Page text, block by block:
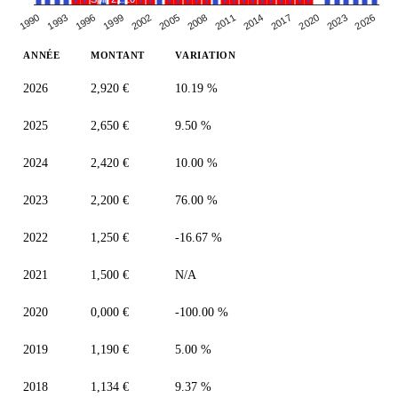
1990 1993 1996 1999 2002 2005 2008 2011 2014 2017 2020 2023 2026
ANNÉE MONTANT VARIATION
2026 2,920 € 10.19 %
2025 2,650 € 9.50 %
2024 2,420 € 10.00 %
2023 2,200 € 76.00 %
2022 1,250 € -16.67 %
2021 1,500 € N/A
2020 0,000 € -100.00 %
2019 1,190 € 5.00 %
2018 1,134 € 9.37 %